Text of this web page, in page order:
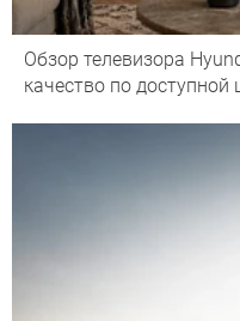
Обзор телевизора
качество по доступной